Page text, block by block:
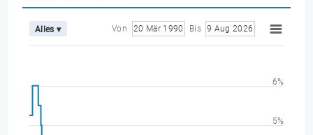
Alles ▾ Von 20 Mär 1990 Bis 9 Aug 2026
5%
6%